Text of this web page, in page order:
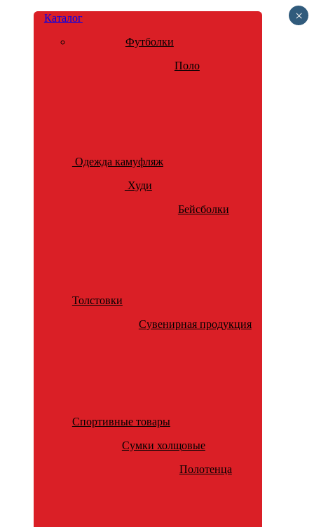
Каталог
Футболки
Поло
Одежда камуфляж
Худи
Бейсболки
Толстовки
Сувенирная продукция
Спортивные товары
Сумки холщовые
Полотенца
×